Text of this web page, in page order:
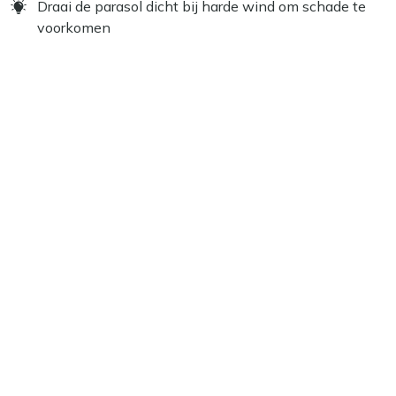
Draai de parasol dicht bij harde wind om schade te
voorkomen